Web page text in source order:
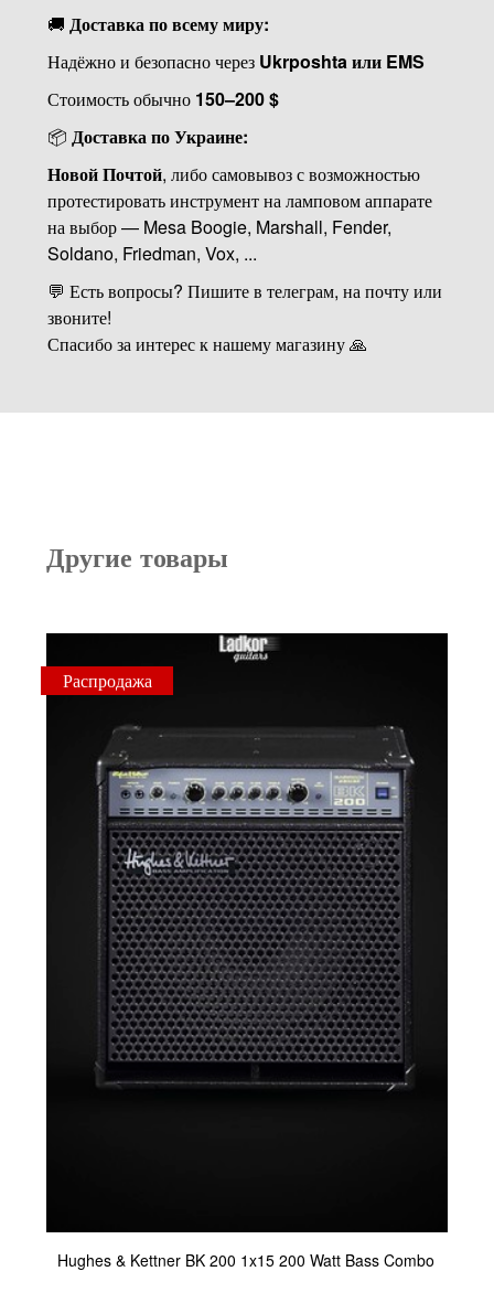
🚚 Доставка по всему миру:
Надёжно и безопасно через Ukrposhta или EMS
Стоимость обычно 150–200 $
📦 Доставка по Украине:
Новой Почтой, либо самовывоз с возможностью
протестировать инструмент на ламповом аппарате
на выбор — Mesa Boogie, Marshall, Fender,
Soldano, Friedman, Vox, ...
💬 Есть вопросы? Пишите в телеграм, на почту или
звоните!
Спасибо за интерес к нашему магазину 🙏
Другие товары
Распродажа
Hughes & Kettner BK 200 1x15 200 Watt Bass Combo